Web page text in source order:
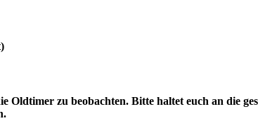
Oldtimer zu beobachten. Bitte haltet euch an die